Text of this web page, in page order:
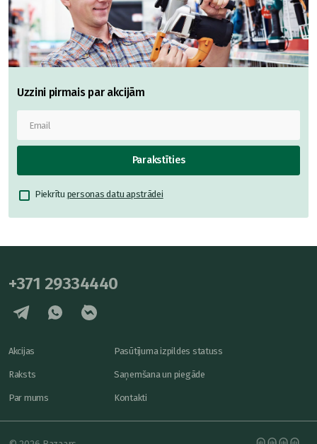
Uzzini pirmais par akcijām
Parakstīties
Piekrītu personas datu apstrādei
+371 29334440
Akcijas
Raksts
Par mums
Pasūtījuma izpildes statuss
Saņemšana un piegāde
Kontakti